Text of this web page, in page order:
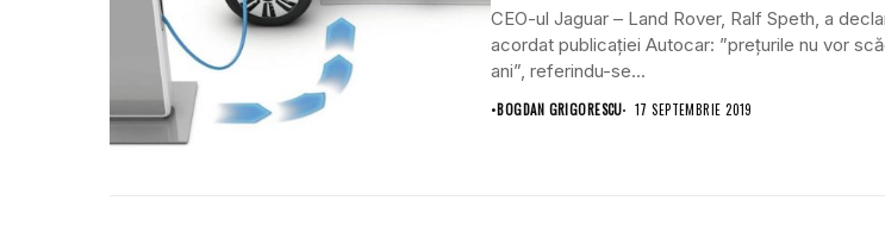
CEO-ul Jaguar – Land Rover, Ralf Speth, a
acordat publicației Autocar: ”prețurile nu vor
ani”, referindu-se...
•BOGDAN GRIGORESCU 17 SEPTEMBRIE 2019